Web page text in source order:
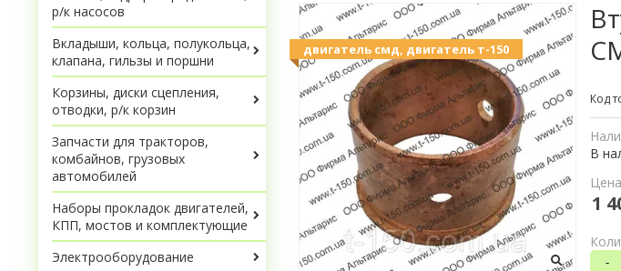
Код
двигатель смд, двигатель т-150
В
1
-
р/к насосов
Вкладыши, кольца, полукольца,
клапана, гильзы и поршни
Корзины, диски сцепления,
отводки, р/к корзин
Запчасти для тракторов,
комбайнов, грузовых
автомобилей
Наборы прокладок двигателей,
КПП, мостов и комплектующие
Электрооборудование